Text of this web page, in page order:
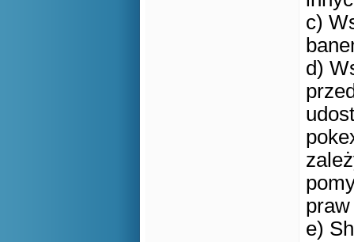
c)
d)
e)